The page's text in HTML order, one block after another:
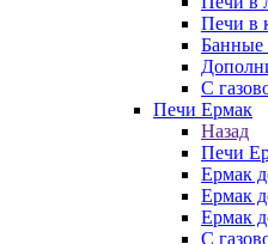
Печи в
Банные
С
Печи Ермак
Назад
Печи
Ермак
Ермак
Ермак
С